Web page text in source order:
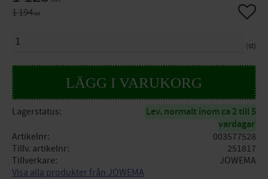
Ordinarie pris:
1 194KR
st
Lägg
Lagerstatus
Lev. normalt inom ca 2 till 5
vardagar
Artikelnr
003577528
Tillv. artikelnr
251817
Tillverkare
JOWEMA
Visa alla produkter från JOWEMA